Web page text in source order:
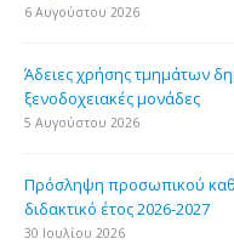
6 Αυγούστου 2026
Άδειες χρήσης τμημάτων
ξενοδοχειακές μονάδες
5 Αυγούστου 2026
Πρόσληψη προσωπικού
διδακτικό έτος 2026-2027
30 Ιουλίου 2026